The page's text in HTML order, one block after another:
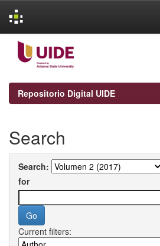
navigation
Repositorio Digital UIDE
Search
Search:
for
Current filters: